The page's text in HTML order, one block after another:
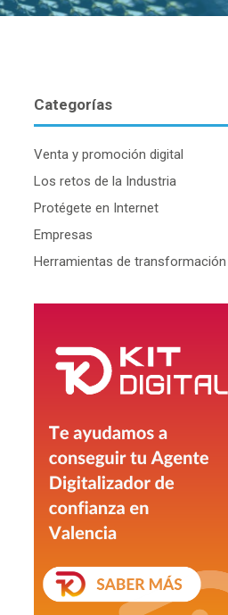
Categorías
Venta y promoción digital
Los retos de la Industria
Protégete en Internet
Empresas
Herramientas de transformación